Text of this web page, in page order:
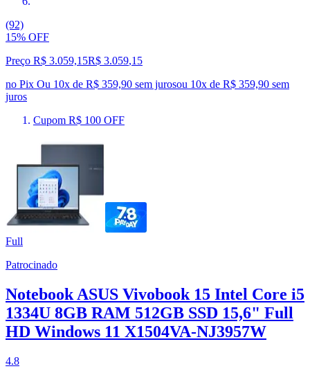
(92)
15% OFF
Preço R$ 3.059,15R$ 3.059,15
no Pix Ou 10x de R$ 359,90 sem jurosou 10x de R$ 359,90 sem
juros
Cupom R$ 100 OFF
Full
Patrocinado
Notebook ASUS Vivobook 15 Intel Core i5
1334U 8GB RAM 512GB SSD 15,6" Full
HD Windows 11 X1504VA-NJ3957W
4.8